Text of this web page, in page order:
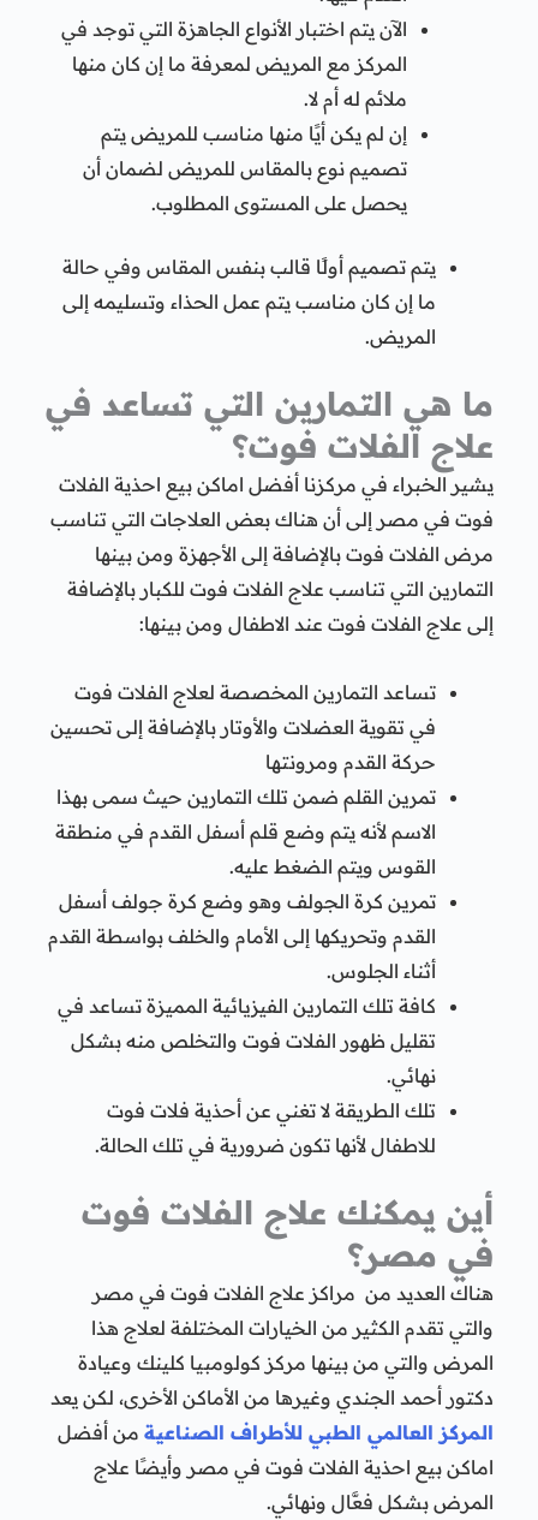
الآن يتم اختبار الأنواع الجاهزة التي توجد في
المركز مع المريض لمعرفة ما إن كان منها
ملائم له أم لا.
إن لم يكن أيًا منها مناسب للمريض يتم
تصميم نوع بالمقاس للمريض لضمان أن
يحصل على المستوى المطلوب.
يتم تصميم أولًا قالب بنفس المقاس وفي حالة
ما إن كان مناسب يتم عمل الحذاء وتسليمه إلى
المريض.
ما هي التمارين التي تساعد في
علاج الفلات فوت؟
يشير الخبراء في مركزنا أفضل اماكن بيع احذية الفلات
فوت في مصر إلى أن هناك بعض العلاجات التي تناسب
مرض الفلات فوت بالإضافة إلى الأجهزة ومن بينها
التمارين التي تناسب علاج الفلات فوت للكبار بالإضافة
إلى علاج الفلات فوت عند الاطفال ومن بينها:
تساعد التمارين المخصصة لعلاج الفلات فوت
في تقوية العضلات والأوتار بالإضافة إلى تحسين
حركة القدم ومرونتها
تمرين القلم ضمن تلك التمارين حيث سمى بهذا
الاسم لأنه يتم وضع قلم أسفل القدم في منطقة
القوس ويتم الضغط عليه.
تمرين كرة الجولف وهو وضع كرة جولف أسفل
القدم وتحريكها إلى الأمام والخلف بواسطة القدم
أثناء الجلوس.
كافة تلك التمارين الفيزيائية المميزة تساعد في
تقليل ظهور الفلات فوت والتخلص منه بشكل
نهائي.
تلك الطريقة لا تغني عن أحذية فلات فوت
للاطفال لأنها تكون ضرورية في تلك الحالة.
أين يمكنك علاج الفلات فوت
في مصر؟
هناك العديد من مراكز علاج الفلات فوت في مصر
والتي تقدم الكثير من الخيارات المختلفة لعلاج هذا
المرض والتي من بينها مركز كولومبيا كلينك وعيادة
دكتور أحمد الجندي وغيرها من الأماكن الأخرى، لكن يعد
المركز العالمي الطبي للأطراف الصناعيةمن أفضل
اماكن بيع احذية الفلات فوت في مصر وأيضًا علاج
المرض بشكل فعَّال ونهائي.